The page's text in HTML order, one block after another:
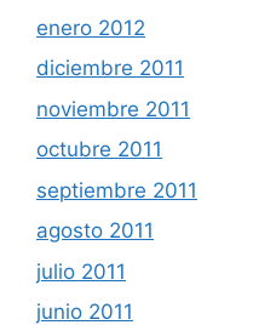
enero 2012
diciembre 2011
noviembre 2011
octubre 2011
septiembre 2011
agosto 2011
julio 2011
junio 2011